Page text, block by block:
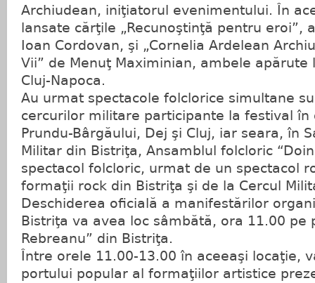
Archiudean, iniţiatorul evenimentului. În
lansate cărţile „Recunoştinţă pentru eroi”,
Ioan Cordovan, şi „Cornelia Ardelean
Vii” de Menuţ Maximinian, ambele apărute
Cluj-Napoca.
Au urmat spectacole folclorice simultane
cercurilor militare participante la festival în
Prundu-Bârgăului, Dej şi Cluj, iar seara, în
Militar din Bistriţa, Ansamblul folcloric
spectacol folcloric, urmat de un spectacol
formaţii rock din Bistriţa şi de la Cercul
Deschiderea oficială a manifestărilor
Bistriţa va avea loc sâmbătă, ora 11.00 pe
Rebreanu” din Bistriţa.
Între orele 11.00-13.00 în aceeaşi locaţie,
portului popular al formaţiilor artistice